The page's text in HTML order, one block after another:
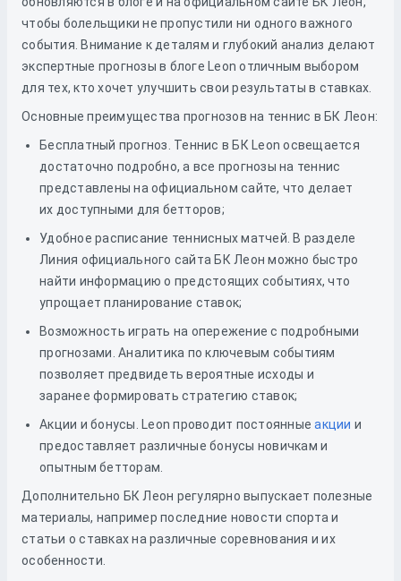
чтобы болельщики не пропустили ни одного важного
события. Внимание к деталям и глубокий анализ делают
экспертные прогнозы в блоге Leon отличным выбором
для тех, кто хочет улучшить свои результаты в ставках.
Основные преимущества прогнозов на теннис в БК Леон:
Бесплатный прогноз. Теннис в БК Leon освещается
достаточно подробно, а все прогнозы на теннис
представлены на официальном сайте, что делает
их доступными для бетторов;
Удобное расписание теннисных матчей. В разделе
Линия официального сайта БК Леон можно быстро
найти информацию о предстоящих событиях, что
упрощает планирование ставок;
Возможность играть на опережение с подробными
прогнозами. Аналитика по ключевым событиям
позволяет предвидеть вероятные исходы и
заранее формировать стратегию ставок;
Акции и бонусы. Leon проводит постоянныеакции и
предоставляет различные бонусы новичкам и
опытным бетторам.
Дополнительно БК Леон регулярно выпускает полезные
материалы, например последние новости спорта и
статьи о ставках на различные соревнования и их
особенности.